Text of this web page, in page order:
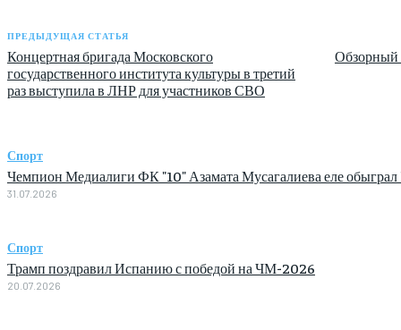
ПРЕДЫДУЩАЯ СТАТЬЯ
Концертная бригада Московского
государственного института культуры в третий
раз выступила в ЛНР для участников СВО
Обзорный
Спорт
Чемпион Медиалиги ФК "10" Азамата Мусагалиева еле обыграл
31.07.2026
Спорт
Трамп поздравил Испанию с победой на ЧМ-2026
20.07.2026